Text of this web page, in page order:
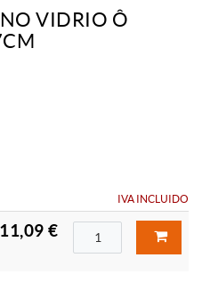
VIDRIO Ô
IVA INCLUIDO
11,09 €